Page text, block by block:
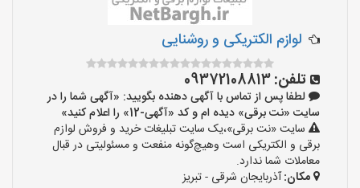
لوازم الکتریکی و روشنایی
تلفن:09372108813
لطفا پس از تماس با آگهی دهنده بگویید: «آگهی شما را در
سایت «نت برقی» دیده ام و کد «آگهی-12» را اعلام کنید»
سایت «نت برقی»،یک سایت تبلیغات خرید و فروش لوازم
برقی و الکتریکی است وهیچ‌گونه منفعت و مسئولیتی در قبال
معاملات شما ندارد.
مکان:آذربایجان شرقی - تبریز